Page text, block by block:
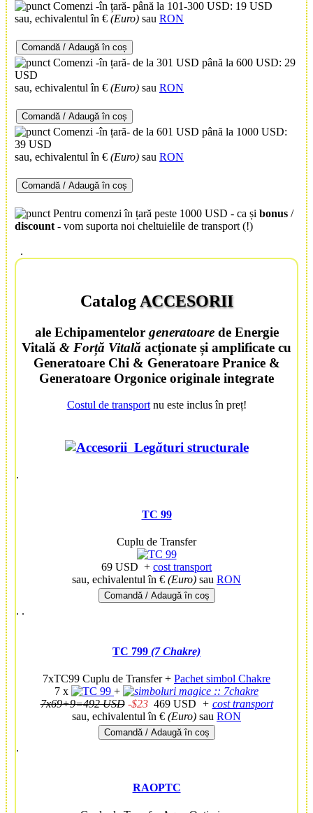
Comenzi -în țară- până la 101-300 USD: 19 USD
sau, echivalentul în € (Euro) sau RON
Comandă / Adaugă în coș
Comenzi -în țară- de la 301 USD până la 600 USD: 29
USD
sau, echivalentul în € (Euro) sau RON
Comandă / Adaugă în coș
Comenzi -în țară- de la 601 USD până la 1000 USD:
39 USD
sau, echivalentul în € (Euro) sau RON
Comandă / Adaugă în coș
Pentru comenzi în țară peste 1000 USD - ca și bonus /
discount - vom suporta noi cheltuielile de transport (!)
.
Catalog ACCESORII
ale Echipamentelor generatoarede Energie
Vitală & Forță Vitală acționate și amplificate cu
Generatoare Chi & Generatoare Pranice&
Generatoare Orgonice originale integrate
Costul de transportnu este inclus în preț!
Legături structurale
.
TC 99
Cuplu de Transfer
69 USD + cost transport
sau, echivalentul în € (Euro) sau RON
Comandă / Adaugă în coș
. .
TC 799 (7 Chakre)
7xTC99 Cuplu de Transfer + Pachet simbol Chakre
7 x
+
7x69+9=492 USD -$23469 USD + cost transport
sau, echivalentul în € (Euro) sau RON
Comandă / Adaugă în coș
.
RAOPTC